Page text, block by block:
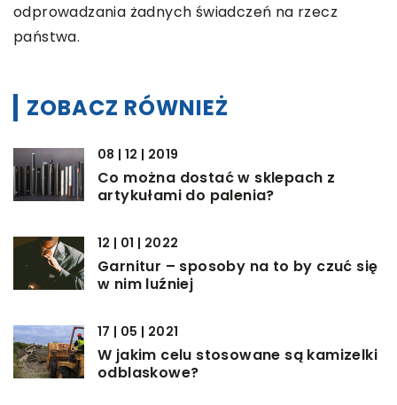
odprowadzania żadnych świadczeń na rzecz
państwa.
ZOBACZ RÓWNIEŻ
08 | 12 | 2019
Co można dostać w sklepach z
artykułami do palenia?
12 | 01 | 2022
Garnitur – sposoby na to by czuć się
w nim luźniej
17 | 05 | 2021
W jakim celu stosowane są kamizelki
odblaskowe?